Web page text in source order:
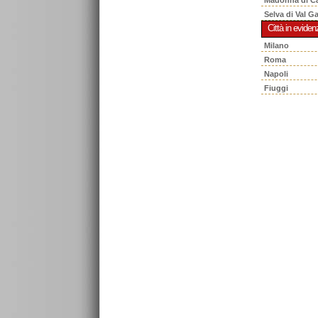
Selva di Val
Città in
Milano
Roma
Napoli
Fiuggi